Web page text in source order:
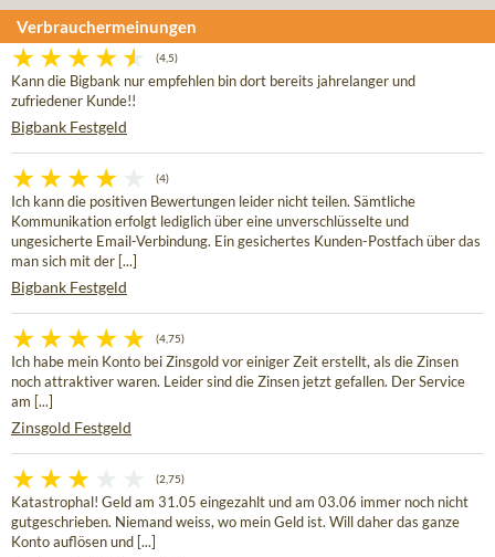
Verbrauchermeinungen
(4,5)
Kann die Bigbank nur empfehlen bin dort bereits jahrelanger und
zufriedener Kunde!!
Bigbank Festgeld
(4)
Ich kann die positiven Bewertungen leider nicht teilen. Sämtliche
Kommunikation erfolgt lediglich über eine unverschlüsselte und
ungesicherte Email-Verbindung. Ein gesichertes Kunden-Postfach über das
man sich mit der [...]
Bigbank Festgeld
(4,75)
Ich habe mein Konto bei Zinsgold vor einiger Zeit erstellt, als die Zinsen
noch attraktiver waren. Leider sind die Zinsen jetzt gefallen. Der Service
am [...]
Zinsgold Festgeld
(2,75)
Katastrophal! Geld am 31.05 eingezahlt und am 03.06 immer noch nicht
gutgeschrieben. Niemand weiss, wo mein Geld ist. Will daher das ganze
Konto auflösen und [...]